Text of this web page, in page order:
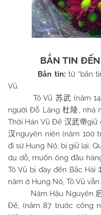
BẮN TIN
Bắn tin: từ “bắn
Vũ.
Tô Vũ 苏武 (năm
người Đỗ Lăng 杜陵, nhà
Thời Hán Vũ Đế 汉武帝giữ
汉nguyên niên (năm 100
đi sứ Hung Nô, bị giữ lại.
dụ dỗ, muốn ông đầu
Tô Vũ bị đày đến Bắc Hải
năm ở Hung Nô, Tô Vũ
Năm Hậu Nguyên
Đế, (năm 87 trước công